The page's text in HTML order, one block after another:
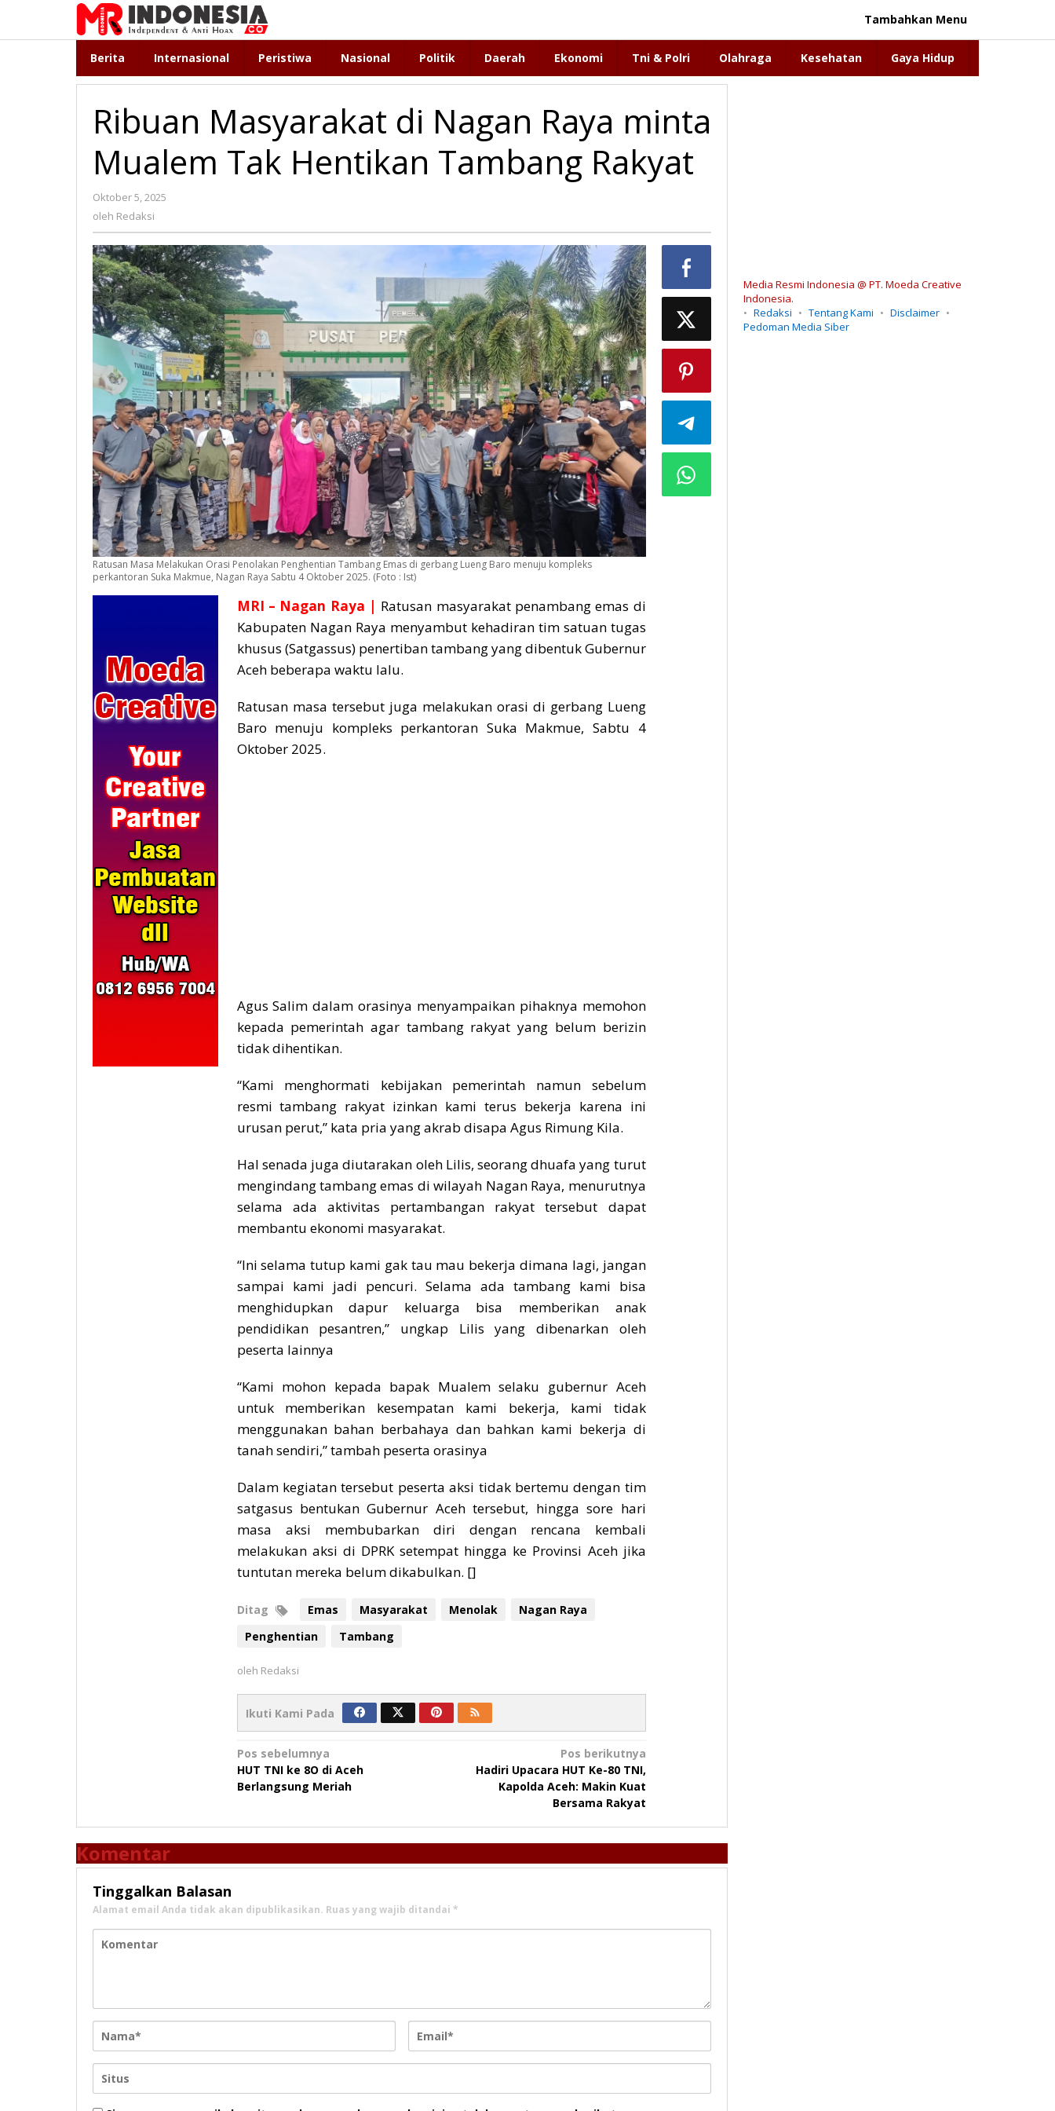
konten
Tambahkan Menu
Berita Internasional Peristiwa Nasional Politik Daerah Ekonomi Tni & Polri Olahraga Kesehatan Gaya Hidup
Ribuan Masyarakat di Nagan Raya minta
Mualem Tak Hentikan Tambang Rakyat
Oktober 5, 2025
oleh Redaksi
Ratusan Masa Melakukan Orasi Penolakan Penghentian Tambang Emas di gerbang Lueng Baro menuju kompleks
perkantoran Suka Makmue, Nagan Raya Sabtu 4 Oktober 2025. (Foto : Ist)
MRI – Nagan Raya | Ratusan masyarakat penambang emas di
Kabupaten Nagan Raya menyambut kehadiran tim satuan tugas
khusus (Satgassus) penertiban tambang yang dibentuk Gubernur
Aceh beberapa waktu lalu.
Ratusan masa tersebut juga melakukan orasi di gerbang Lueng
Baro menuju kompleks perkantoran Suka Makmue, Sabtu 4
Oktober 2025.
Agus Salim dalam orasinya menyampaikan pihaknya memohon
kepada pemerintah agar tambang rakyat yang belum berizin
tidak dihentikan.
“Kami menghormati kebijakan pemerintah namun sebelum
resmi tambang rakyat izinkan kami terus bekerja karena ini
urusan perut,” kata pria yang akrab disapa Agus Rimung Kila.
Hal senada juga diutarakan oleh Lilis, seorang dhuafa yang turut
mengindang tambang emas di wilayah Nagan Raya, menurutnya
selama ada aktivitas pertambangan rakyat tersebut dapat
membantu ekonomi masyarakat.
“Ini selama tutup kami gak tau mau bekerja dimana lagi, jangan
sampai kami jadi pencuri. Selama ada tambang kami bisa
menghidupkan dapur keluarga bisa memberikan anak
pendidikan pesantren,” ungkap Lilis yang dibenarkan oleh
peserta lainnya
“Kami mohon kepada bapak Mualem selaku gubernur Aceh
untuk memberikan kesempatan kami bekerja, kami tidak
menggunakan bahan berbahaya dan bahkan kami bekerja di
tanah sendiri,” tambah peserta orasinya
Dalam kegiatan tersebut peserta aksi tidak bertemu dengan tim
satgasus bentukan Gubernur Aceh tersebut, hingga sore hari
masa aksi membubarkan diri dengan rencana kembali
melakukan aksi di DPRK setempat hingga ke Provinsi Aceh jika
tuntutan mereka belum dikabulkan. []
Ditag Emas Masyarakat Menolak
Nagan Raya
Penghentian
Tambang
oleh Redaksi
Ikuti Kami Pada
Navigasi
pos
Pos sebelumnya
HUT TNI ke 8O di Aceh
Berlangsung Meriah
Pos berikutnya
Hadiri Upacara HUT Ke-80 TNI,
Kapolda Aceh: Makin Kuat
Bersama Rakyat
Komentar
Tinggalkan Balasan
Alamat email Anda tidak akan dipublikasikan. Ruas yang wajib ditandai *
Media Resmi Indonesia @ PT. Moeda Creative
Indonesia.
Redaksi
Tentang Kami
Disclaimer
Pedoman Media Siber